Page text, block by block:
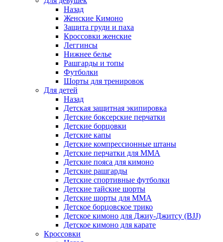
Назад
Женские Кимоно
Защита груди и паха
Кроссовки женские
Леггинсы
Нижнее белье
Рашгарды и топы
Футболки
Шорты для тренировок
Для детей
Назад
Детская защитная экипировка
Детские боксерские перчатки
Детские борцовки
Детские капы
Детские компрессионные штаны
Детские перчатки для ММА
Детские пояса для кимоно
Детские рашгарды
Детские спортивные футболки
Детские тайские шорты
Детские шорты для ММА
Детское борцовское трико
Детское кимоно для Джиу-Джитсу (BJJ)
Детское кимоно для карате
Кроссовки